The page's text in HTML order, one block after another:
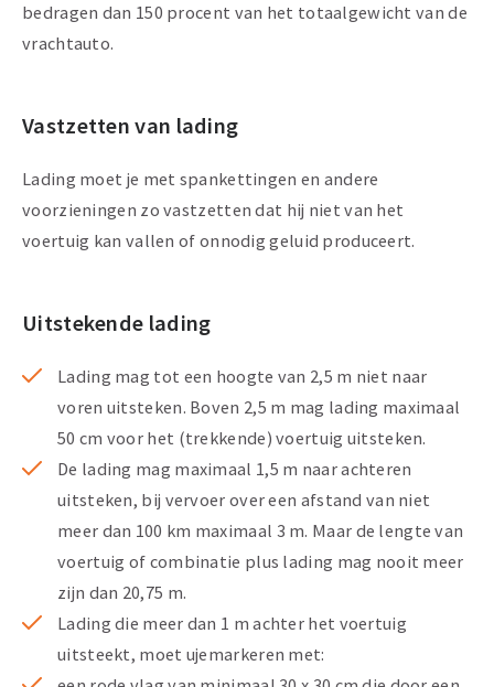
bedragen dan 150 procent van het totaalgewicht van de
vrachtauto.
Vastzetten van lading
Lading moet je met spankettingen en andere
voorzieningen zo vastzetten dat hij niet van het
voertuig kan vallen of onnodig geluid produceert.
Uitstekende lading
Lading mag tot een hoogte van 2,5 m niet naar
voren uitsteken. Boven 2,5 m mag lading maximaal
50 cm voor het (trekkende) voertuig uitsteken.
De lading mag maximaal 1,5 m naar achteren
uitsteken, bij vervoer over een afstand van niet
meer dan 100 km maximaal 3 m. Maar de lengte van
voertuig of combinatie plus lading mag nooit meer
zijn dan 20,75 m.
Lading die meer dan 1 m achter het voertuig
uitsteekt, moet ujemarkeren met: